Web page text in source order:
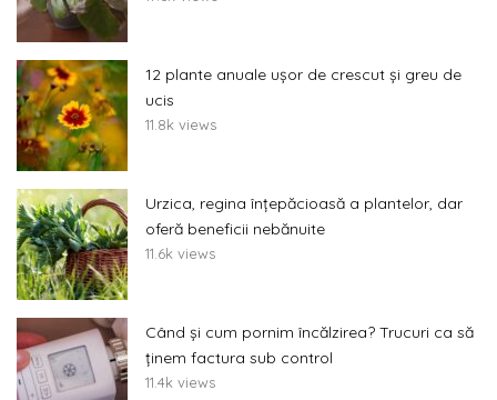
12 plante anuale ușor de crescut și greu de
ucis
11.8k views
Urzica, regina înțepăcioasă a plantelor, dar
oferă beneficii nebănuite
11.6k views
Când și cum pornim încălzirea? Trucuri ca să
ținem factura sub control
11.4k views